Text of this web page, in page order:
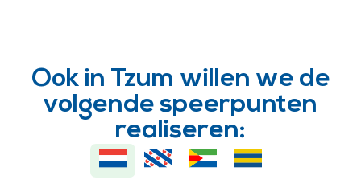
Ook in Tzum willen we de
volgende speerpunten
realiseren: